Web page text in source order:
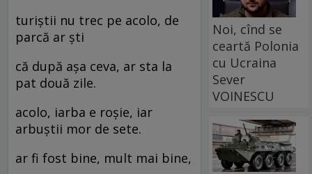
turiștii nu trec pe acolo, de
parcă ar ști
că după așa ceva, ar sta la
pat două zile.
acolo, iarba e roșie, iar
arbuștii mor de sete.
ar fi fost bine, mult mai bine,
Noi, cînd se
ceartă Polonia
cu Ucraina
Sever
VOINESCU